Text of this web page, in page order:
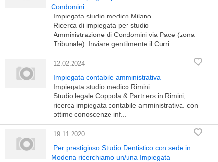
Condomini
Impiegata studio medico Milano
Ricerca di impiegata per studio
Amministrazione di Condomini via Pace (zona
Tribunale). Inviare gentilmente il Curri...
12.02.2024
Impiegata contabile amministrativa
Impiegata studio medico Rimini
Studio legale Coppola & Partners in Rimini,
ricerca impiegata contabile amministrativa, con
ottime conoscenze inf...
19.11.2020
Per prestigioso Studio Dentistico con sede in
Modena ricerchiamo un/una Impiegata